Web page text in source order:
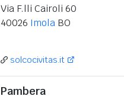
Via F.lli Cairoli 60
40026 Imola BO
solcocivitas.it
Pambera